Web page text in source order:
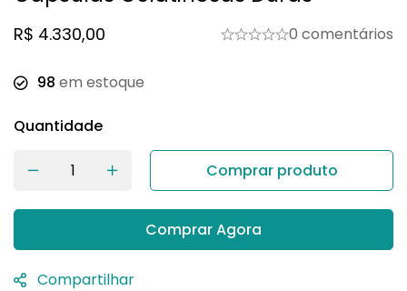
R$ 4.330,00 0 comentários
98 em estoque
Quantidade
Comprar produto
Comprar Agora
Compartilhar